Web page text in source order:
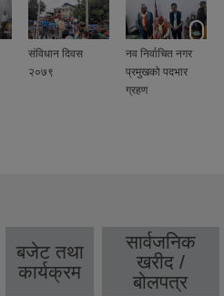
संविधान दिवस
२०७९
नव निर्वाचित नगर
प्रमुखको पदभार
ग्रहण
बजेट तथा
कार्यक्रम
सार्वजनिक
खरीद /
बोलपत्र